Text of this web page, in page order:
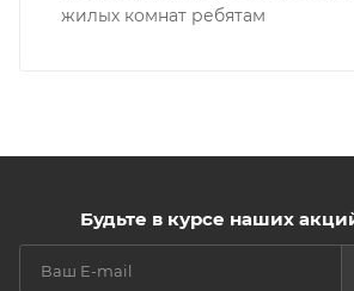
жилых комнат ребятам
Будьте в курсе наших